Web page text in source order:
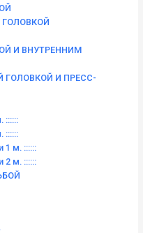
И ВНУТРЕННИМ
ГОЛОВКОЙ И ПРЕСС-
::::::
::::::
1 м. ::::::
2 м. ::::::